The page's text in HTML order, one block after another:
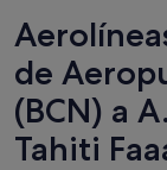
de
(BCN) a
Tahiti